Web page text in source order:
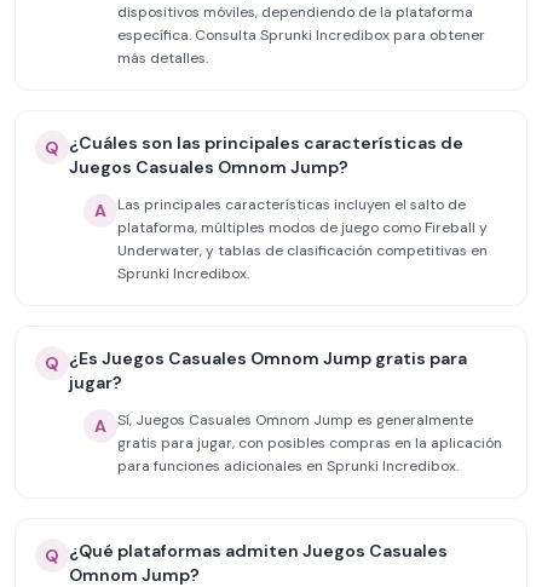
dispositivos móviles, dependiendo de la plataforma
específica. Consulta Sprunki Incredibox para obtener
más detalles.
Q ¿Cuáles son las principales características de
Juegos Casuales Omnom Jump?
A
Las principales características incluyen el salto de
plataforma, múltiples modos de juego como Fireball y
Underwater, y tablas de clasificación competitivas en
Sprunki Incredibox.
Q ¿Es Juegos Casuales Omnom Jump gratis para
jugar?
A Sí, Juegos Casuales Omnom Jump es generalmente
gratis para jugar, con posibles compras en la aplicación
para funciones adicionales en Sprunki Incredibox.
Q ¿Qué plataformas admiten Juegos Casuales
Omnom Jump?